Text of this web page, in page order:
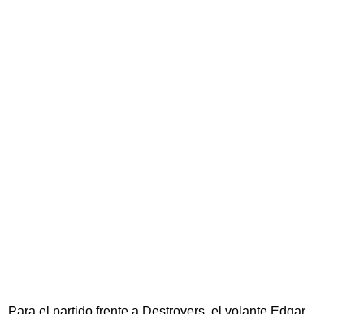
Para el partido frente a Destroyers, el volante Edgar